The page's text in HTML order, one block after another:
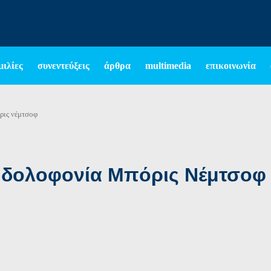
συνεντεύξεις άρθρα multimedia επικοινωνία
νέμτσοφ
Μπόρις Νέμτσοφ